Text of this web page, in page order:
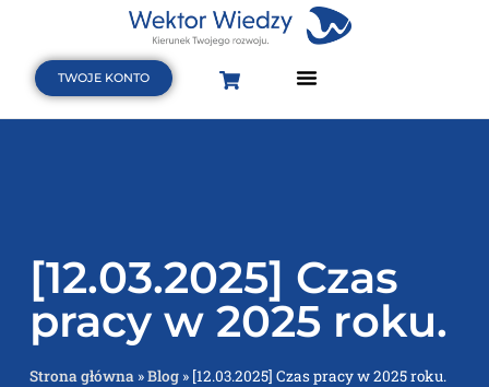
TWOJE KONTO
[12.03.2025] Czas
pracy w 2025 roku.
Strona główna »Blog » [12.03.2025] Czas pracy w 2025 roku.